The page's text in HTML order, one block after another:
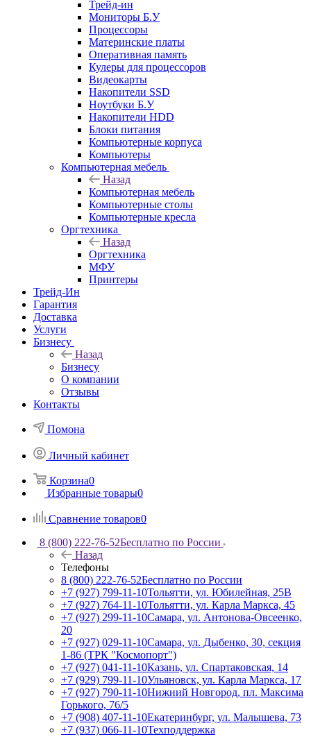
Трейд-ин
Мониторы Б.У
Процессоры
Материнские платы
Оперативная память
Кулеры для процессоров
Видеокарты
Накопители SSD
Ноутбуки Б.У
Накопители HDD
Блоки питания
Компьютерные корпуса
Компьютеры
Компьютерная мебель
Назад
Компьютерная мебель
Компьютерные столы
Компьютерные кресла
Оргтехника
Назад
Оргтехника
МФУ
Принтеры
Трейд-Ин
Гарантия
Доставка
Услуги
Бизнесу
Назад
Бизнесу
О компании
Отзывы
Контакты
Помона
Личный кабинет
Корзина0
Избранные товары0
Сравнение товаров0
8 (800) 222-76-52Бесплатно по России
Назад
Телефоны
8 (800) 222-76-52Бесплатно по России
+7 (927) 799-11-10Тольятти, ул. Юбилейная, 25В
+7 (927) 764-11-10Тольятти, ул. Карла Маркса, 45
+7 (927) 299-11-10Самара, ул. Антонова-Овсеенко,
20
+7 (927) 029-11-10Самара, ул. Дыбенко, 30, секция
1-86 (ТРК "Космопорт")
+7 (927) 041-11-10Казань, ул. Спартаковская, 14
+7 (929) 799-11-10Ульяновск, ул. Карла Маркса, 17
+7 (927) 790-11-10Нижний Новгород, пл. Максима
Горького, 76/5
+7 (908) 407-11-10Екатеринбург, ул. Малышева, 73
+7 (937) 066-11-10Техподдержка